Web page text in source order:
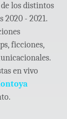
los distintos
2020 - 2021.
ficciones,
en vivo